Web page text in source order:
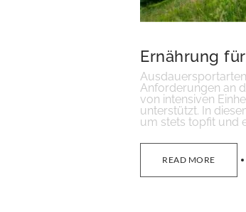
Ernährung
Anforderungen an
von intensiven
unterstützt. In
um stets topfit und
READ MORE